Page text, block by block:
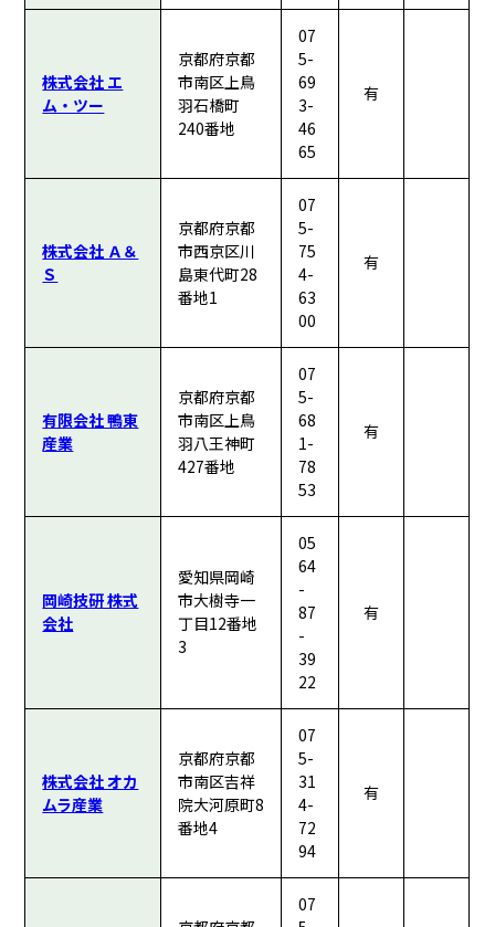
株式会社 エ
ム・ツー
京都府京都
市南区上鳥
羽石橋町
240番地
07
5-
69
3-
46
65
有
株式会社 Ａ＆
Ｓ
京都府京都
市西京区川
島東代町28
番地1
07
5-
75
4-
63
00
有
有限会社 鴨東
産業
京都府京都
市南区上鳥
羽八王神町
427番地
07
5-
68
1-
78
53
有
岡崎技研 株式
会社
愛知県岡崎
市大樹寺一
丁目12番地
3
05
64
-
87
-
39
22
有
株式会社 オカ
ムラ産業
京都府京都
市南区吉祥
院大河原町8
番地4
07
5-
31
4-
72
94
有
07